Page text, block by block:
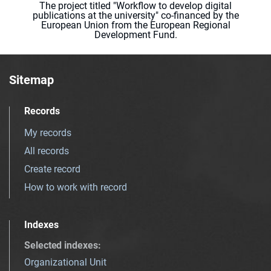
The project titled "Workflow to develop digital
publications at the university" co-financed by the
European Union from the European Regional
Development Fund.
Sitemap
Records
My records
All records
Create record
How to work with record
Indexes
Selected indexes:
Organizational Unit